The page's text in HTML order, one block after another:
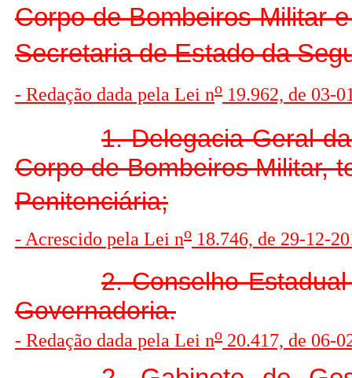
Corpo de Bombeiros Militar
Secretaria de Estado da
- Redação dada pela Lei no 19.962, de 03-
1. Delegacia-Geral
Corpo de Bombeiros Militar,
Penitenciária;
- Acrescido pela Lei no 18.746, de 29-12-
2. Conselho
Governadoria.
- Redação dada pela Lei no 20.417, de 06-